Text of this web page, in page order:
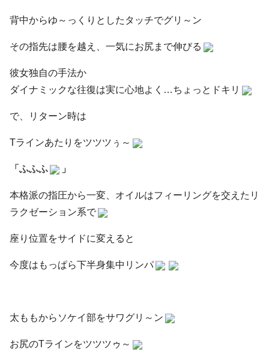
背中からゆ～っくりとしたタッチでグリ～ン
その指先は腰を越え、一気にお尻まで伸びる
彼女独自の手法か
ダイナミックな往復は実に心地よく…ちょっとドキリ
で、リターン時は
Tラインあたりをツツツぅ～
「ふふふ 」
本格派の指圧から一変、オイルはフィーリングを交えたリ
ラクゼーション系で
座り位置をサイドに変えると
今度はもっぱら下半身集中リンパ
太ももからソケイ部をサワグリ～ン
お尻のTラインをツツツゥ～